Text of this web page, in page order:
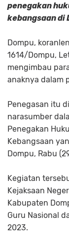
penegakan
kebangsaan di
Dompu,
1614/Dompu,
mengimbau
anaknya dalam
Penegasan itu
narasumber
Penegakan
Kebangsaan
Dompu, Rabu
Kegiatan
Kejaksaan
Kabupaten
Guru Nasional
2023.